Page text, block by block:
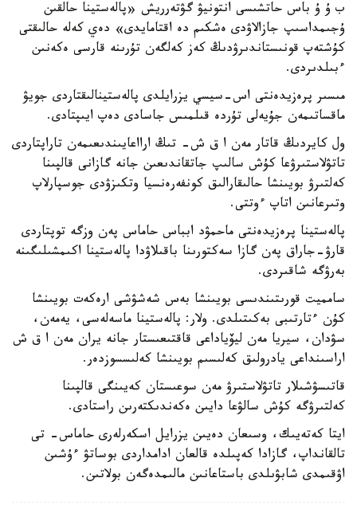
ب ۇ ۇ باس حاتشىسى انتونيۋ گۋتەرريش «پالەستينا حالقىن
ۇجىمداسىپ جازالاۋدى ەشكىم دە اقتامايدى» دەي كەلە حالىقتى
كۇشتەپ قونىستاندىرۋدىڭ كەز كەلگەن تۇرىنە قارسى ەكەنىن
ءبىلدىردى.
مىسىر پرەزيدەنتى اس-سيسي يزرايلدى پالەستينالىقتاردى جويۋ
ماقساتىمەن جۇيەلى تۇردە قىلمىس جاسادى دەپ ايىپتادى.
ول كايردىڭ قاتار مەن ا ق ش- تىڭ ارااعايىندىعىمەن تاراپتاردى
تاتۋلاستىرۋعا كۇش سالىپ جاتقاندىعىن جانە گازانى قالپىنا
كەلتىرۋ بويىنشا حالىقارالىق كونفەرەنسيا وتكىزۋدى جوسپارلاپ
وتىرعانىن اتاپ ءوتتى.
پالەستينا پرەزيدەنتى ماحمۋد ابباس حاماس پەن وزگە توپتاردى
قارۋ-جاراق پەن گازا سەكتورىنا باقىلاۋدا پالەستينا اكىمشىلىگىنە
بەرۋگە شاقىردى.
سامميت قورىتىندىسى بويىنشا بەس شەشۋشى ارەكەت بويىنشا
كۇن ءتارتىبى بەكىتىلدى. ولار: پالەستينا ماسەلەسى، يەمەن،
سۋدان، سيريا مەن ليۆياداعى قاقتىعىستار جانە يران مەن ا ق ش
اراسىنداعى يادرولىق كەلىسىم بويىنشا كەلىسسوزدەر.
قاتىسۋشىلار تاتۋلاستىرۋ مەن سوعىستان كەيىنگى قالپىنا
كەلتىرۋگە كۇش سالۋعا دايىن ەكەندىكتەرىن راستادى.
ايتا كەتەيىك، وسىعان دەيىن يزرايل اسكەرلەرى حاماس- تى
تالقانداپ، گازادا كەپىلدە قالعان ادامداردى بوساتۋ ءۇشىن
اۋقىمدى شابۋىلدى باستاعانىن مالىمدەگەن بولاتىن.